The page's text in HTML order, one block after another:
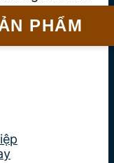
PHẨM